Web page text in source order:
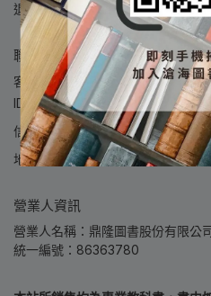
退貨與退款說明
隱私政策 服務條
聯絡資訊
客服時間：09:00 - 18:00 (週一
ID：@tsanghai
信箱：thbook@tsanghai.com.tw
地址：407 台中市西屯區臺灣大道
營業人資訊
營業人名稱：鼎隆圖書股份有限公
統一編號：86363780